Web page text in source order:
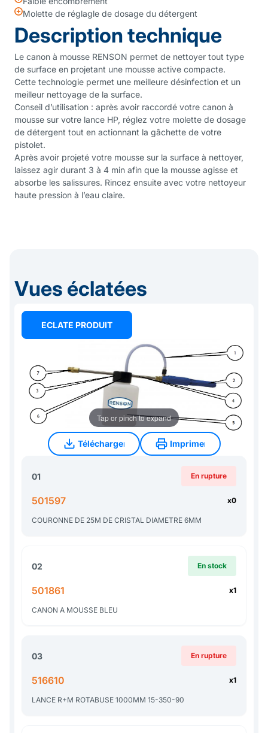
Molette de réglagle de dosage du détergent
Description technique
Le canon à mousse RENSON permet de nettoyer tout type
de surface en projetant une mousse active compacte.
Cette technologie permet une meilleure désinfection et un
meilleur nettoyage de la surface.
Conseil d’utilisation : après avoir raccordé votre canon à
mousse sur votre lance HP, réglez votre molette de dosage
de détergent tout en actionnant la gâchette de votre
pistolet.
Après avoir projeté votre mousse sur la surface à nettoyer,
laissez agir durant 3 à 4 min afin que la mousse agisse et
absorbe les salissures. Rincez ensuite avec votre nettoyeur
haute pression à l’eau claire.
Vues éclatées
ECLATE PRODUIT
Tap or pinch to expand
Télécharger
Télécharger
Imprimer
Imprimer
01 En rupture
501597 x0
COURONNE DE 25M DE CRISTAL DIAMETRE 6MM
02 En stock
501861 x1
CANON A MOUSSE BLEU
03 En rupture
516610 x1
LANCE R+M ROTABUSE 1000MM 15-350-90